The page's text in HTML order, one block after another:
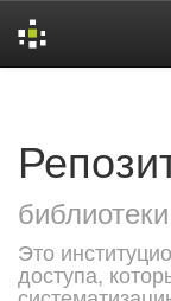
библиотеки
Это
доступа,